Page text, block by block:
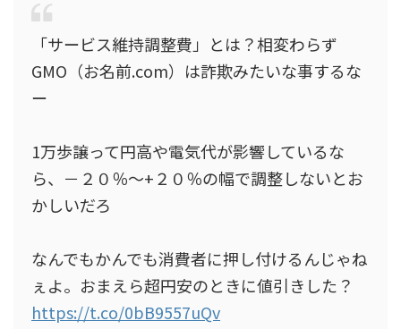
「サービス維持調整費」とは？相変わらず
GMO（お名前.com）は詐欺みたいな事するな
ー
1万歩譲って円高や電気代が影響しているな
ら、－２０％～+２０％の幅で調整しないとお
かしいだろ
なんでもかんでも消費者に押し付けるんじゃね
ぇよ。おまえら超円安のときに値引きした？
https://t.co/0bB9557uQv